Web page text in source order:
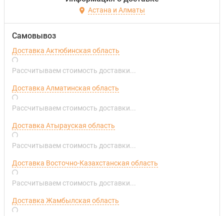
Астана и Алматы
Самовывоз
Доставка Актюбинская область
Рассчитываем стоимость доставки...
Доставка Алматинская область
Рассчитываем стоимость доставки...
Доставка Атырауская область
Рассчитываем стоимость доставки...
Доставка Восточно-Казахстанская область
Рассчитываем стоимость доставки...
Доставка Жамбылская область